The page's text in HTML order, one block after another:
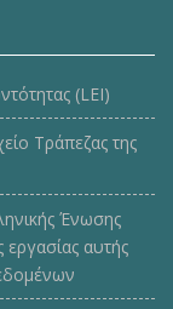
(LEI)
Τράπεζας της
Ένωσης
αυτής